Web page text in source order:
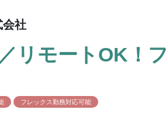
会社
リモートOK！
フレックス勤務対応可能